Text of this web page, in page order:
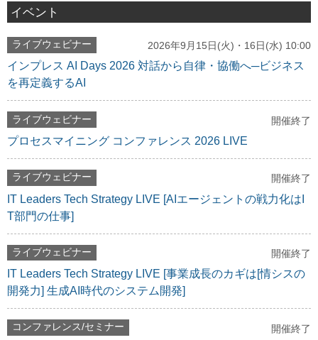
イベント
ライブウェビナー 2026年9月15日(火)・16日(水) 10:00
インプレス AI Days 2026 対話から自律・協働へ─ビジネス
を再定義するAI
ライブウェビナー 開催終了
プロセスマイニング コンファレンス 2026 LIVE
ライブウェビナー 開催終了
IT Leaders Tech Strategy LIVE [AIエージェントの戦力化はI
T部門の仕事]
ライブウェビナー 開催終了
IT Leaders Tech Strategy LIVE [事業成長のカギは[情シスの
開発力] 生成AI時代のシステム開発]
コンファレンス/セミナー 開催終了